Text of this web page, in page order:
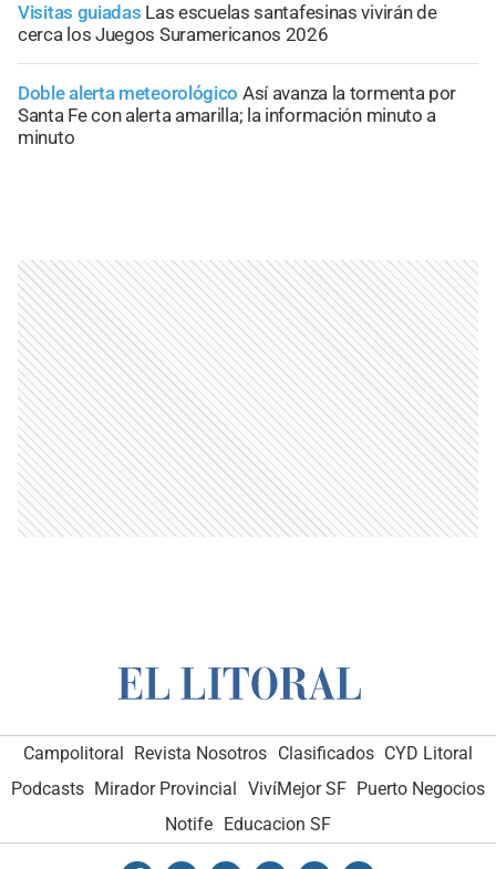
Visitas guiadas Las escuelas santafesinas vivirán de
cerca los Juegos Suramericanos 2026
Doble alerta meteorológico Así avanza la tormenta por
Santa Fe con alerta amarilla; la información minuto a
minuto
Campolitoral Revista Nosotros Clasificados CYD Litoral
Podcasts Mirador Provincial VivíMejor SF Puerto Negocios
Notife Educacion SF